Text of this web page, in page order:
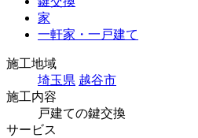
家
一軒家・一戸建て
施工地域
埼玉県 越谷市
施工内容
戸建ての鍵交換
サービス